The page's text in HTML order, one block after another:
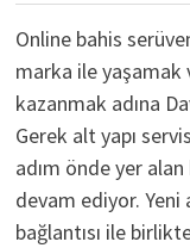
Online bahis
marka ile yaşamak
kazanmak adına
Gerek alt yapı
adım önde yer
devam ediyor. Yeni
bağlantısı ile